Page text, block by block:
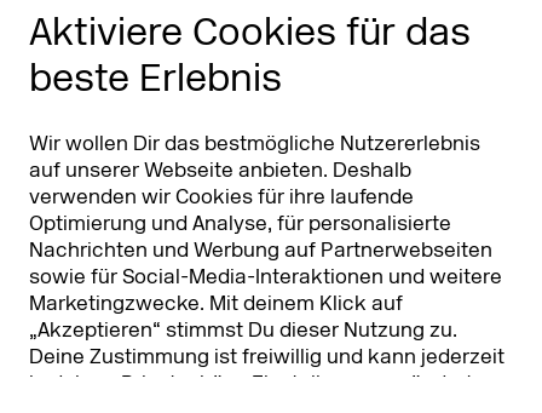
Aktiviere Cookies für das
beste Erlebnis
Wir wollen Dir das bestmögliche Nutzererlebnis
auf unserer Webseite anbieten. Deshalb
verwenden wir Cookies für ihre laufende
Optimierung und Analyse, für personalisierte
Nachrichten und Werbung auf Partnerwebseiten
sowie für Social-Media-Interaktionen und weitere
Marketingzwecke. Mit deinem Klick auf
„Akzeptieren“ stimmst Du dieser Nutzung zu.
Deine Zustimmung ist freiwillig und kann jederzeit
in deinen Privatsphäre-Einstellungen
geändert
Phishing Alarm
Partner
Partner & Sponsoren DMEXCO Asia
Koelnmesse GmbH
T. +49 221 821 2020